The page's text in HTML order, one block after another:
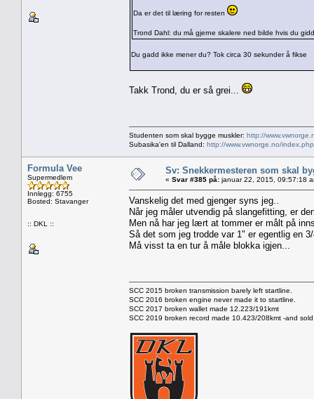
Da er det til læring for resten
Trond Dahl: du må gjerne skalere ned bilde hvis du
Du gadd ikke mener du? Tok circa 30 sekunder å fikse
Takk Trond, du er så grei...
Studenten som skal bygge muskler: http://
Subasika'en til Dalland: http://www.vwnorge.no/
Formula Vee
Supermedlem
Innlegg: 6755
Bosted: Stavanger
:: DKL ::
Sv: Snekkermesteren som skal
« Svar #385 på: januar 22, 2015, 09:57:18
Vanskelig det med gjenger syns jeg..
Når jeg måler utvendig på slangefitting, er
Men nå har jeg lært at tommer er målt på
Så det som jeg trodde var 1" er egentlig en
Må visst ta en tur å måle blokka igjen...
SCC 2015 broken transmission barely left startline.
SCC 2016 broken engine never made it to startline.
SCC 2017 broken wallet made 12.223/191kmt
SCC 2019 broken record made 10.423/208kmt -and